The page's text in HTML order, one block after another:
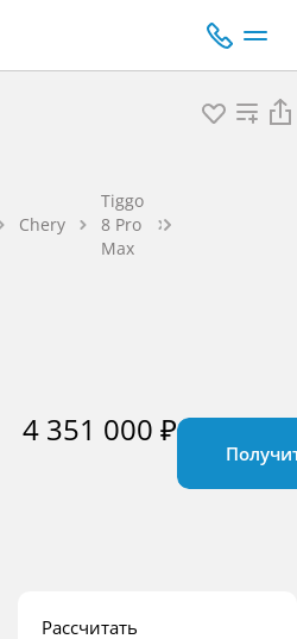
Chery
Tiggo
8 Pro
Max
4 351 000 ₽
Рассчитать